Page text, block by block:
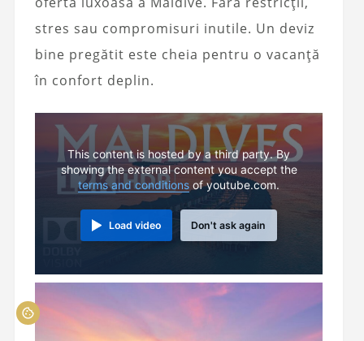
stres sau compromisuri inutile. Un deviz
bine pregătit este cheia pentru o vacanță
în confort deplin.
This content is hosted by a third party. By
showing the external content you accept the
terms and conditions of youtube.com.
Load video Don't ask again